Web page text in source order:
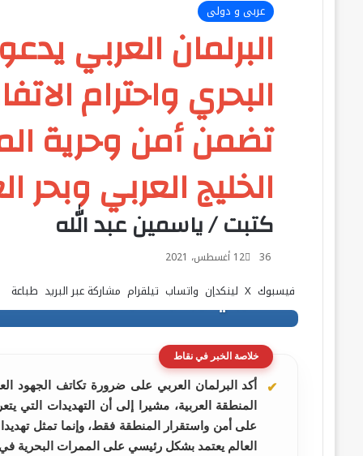
عربى و دولى
البرلمان العربي
البحري واحترام
تضمن أمن وحرية
الخليج العربي وبحر
كتبت / ياسمين عبد الله
12 أغسطس، 2021
فيسبوك ‫X لينكدإن واتساب تيلقرام مشاركة عبر البريد طباعة
خلاصة الخبر في نقاط
أكد البرلمان العربي على ضرورة تكاتف الجهود
المنطقة العربية، مشيرا إلى أن التهديدات التي
على أمن واستقرار المنطقة فقط، وإنما تمثل
العالم يعتمد بشكل رئيسي على الممرات البحرية